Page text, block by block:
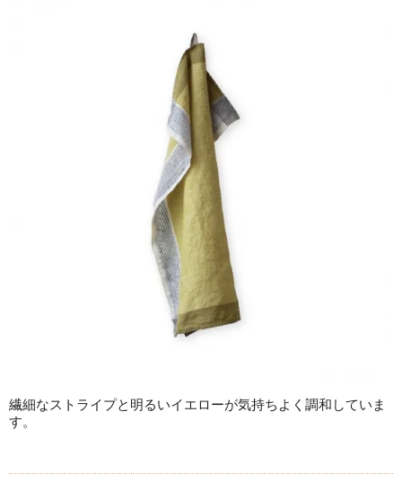
繊細なストライプと明るいイエローが気持ちよく調和していま
す。